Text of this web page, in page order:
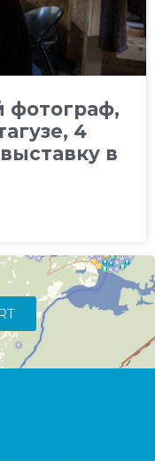
фотограф,
4
в